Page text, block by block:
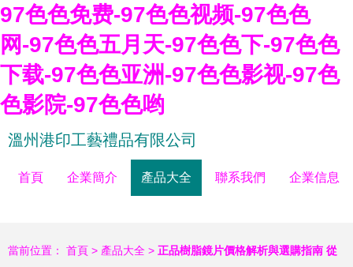
97色色免费-97色色视频-97色色
网-97色色五月天-97色色下-97色色
下载-97色色亚洲-97色色影视-97色
色影院-97色色哟
溫州港印工藝禮品有限公司
首頁 企業簡介 產品大全 聯系我們 企業信息
當前位置： 首頁 > 產品大全 > 正品樹脂鏡片價格解析與選購指南 從